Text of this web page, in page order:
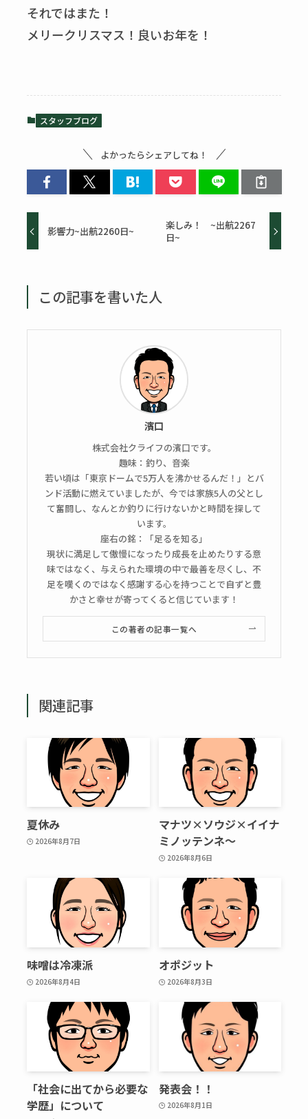
それではまた！
メリークリスマス！良いお年を！
スタッフブログ
よかったらシェアしてね！
影響力~出航2260日~
楽しみ！ ~出航2267
日~
この記事を書いた人
濱口
株式会社クライフの濱口です。
趣味：釣り、音楽
若い頃は「東京ドームで5万人を沸かせるんだ！」とバ
ンド活動に燃えていましたが、今では家族5人の父とし
て奮闘し、なんとか釣りに行けないかと時間を探して
います。
座右の銘：「足るを知る」
現状に満足して傲慢になったり成長を止めたりする意
味ではなく、与えられた環境の中で最善を尽くし、不
足を嘆くのではなく感謝する心を持つことで自ずと豊
かさと幸せが寄ってくると信じています！
この著者の記事一覧へ
関連記事
夏休み
2026年8月7日
マナツ×ソウジ×イイナ
ミノッテンネ～
2026年8月6日
味噌は冷凍派
2026年8月4日
オポジット
2026年8月3日
「社会に出てから必要な
学歴」について
発表会！！
2026年8月1日